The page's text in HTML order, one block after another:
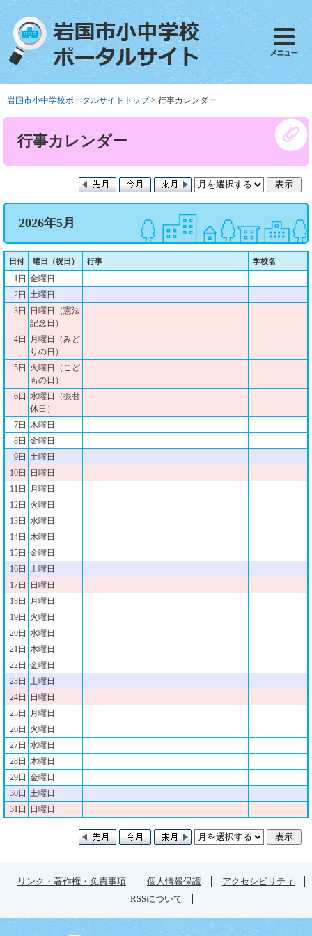
ペ
で
メ
ば
へ
岩国市小中学校ポータルサイトトップ > 行事カレンダー
行事カレンダー
2026年5月
日付 曜日（祝日） 行事 学校名
1日 金曜日
2日 土曜日
3日
日曜日（憲法
記念日）
4日
月曜日（みど
りの日）
5日 火曜日（こど
もの日）
6日 水曜日（振替
休日）
7日 木曜日
8日 金曜日
9日 土曜日
10日
日曜日
11日
月曜日
12日 火曜日
13日 水曜日
14日 木曜日
15日 金曜日
16日 土曜日
17日
日曜日
18日
月曜日
19日 火曜日
20日 水曜日
21日 木曜日
22日 金曜日
23日 土曜日
24日
日曜日
25日
月曜日
26日 火曜日
27日 水曜日
28日 木曜日
29日 金曜日
30日 土曜日
31日
日曜日
リンク・著作権・免責事項 個人情報保護
アクセシビリティ
RSSについて